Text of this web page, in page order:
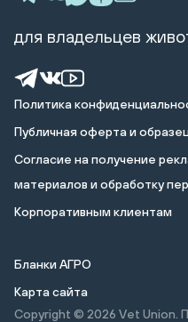
Политика
Публичная оферта и
Cогласие на получение
материалов и обработку
Корпоративным клиентам
Бланки АГРО
Карта сайта
Copyright © 2026 Vet Union.
для владельцев